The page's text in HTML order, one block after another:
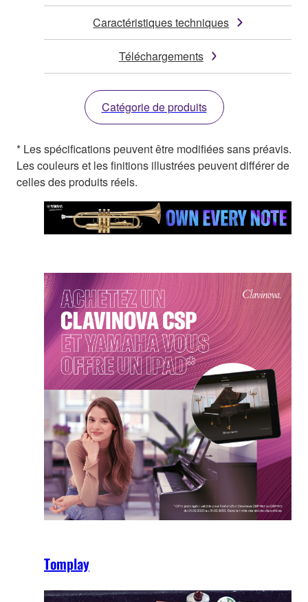
Caractéristiques techniques
Téléchargements
Catégorie de produits
* Les spécifications peuvent être modifiées sans préavis.
Les couleurs et les finitions illustrées peuvent différer de
celles des produits réels.
Tomplay